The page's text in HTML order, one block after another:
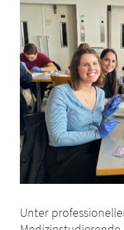
Unter